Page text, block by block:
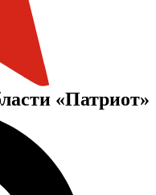
«Патриот»